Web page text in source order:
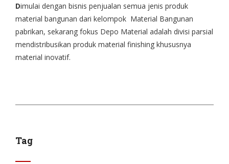
Dimulai dengan bisnis penjualan semua jenis produk
material bangunan dari kelompok Material Bangunan
pabrikan, sekarang fokus Depo Material adalah divisi parsial
mendistribusikan produk material finishing khususnya
material inovatif.
Tag